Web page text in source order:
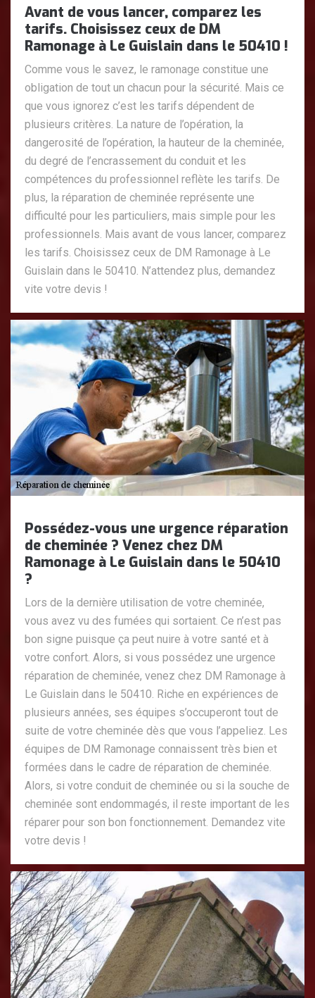
Avant de vous lancer, comparez les
tarifs. Choisissez ceux de DM
Ramonage à Le Guislain dans le 50410 !
Comme vous le savez, le ramonage constitue une
obligation de tout un chacun pour la sécurité. Mais ce
que vous ignorez c’est les tarifs dépendent de
plusieurs critères. La nature de l’opération, la
dangerosité de l’opération, la hauteur de la cheminée,
du degré de l’encrassement du conduit et les
compétences du professionnel reflète les tarifs. De
plus, la réparation de cheminée représente une
difficulté pour les particuliers, mais simple pour les
professionnels. Mais avant de vous lancer, comparez
les tarifs. Choisissez ceux de DM Ramonage à Le
Guislain dans le 50410. N’attendez plus, demandez
vite votre devis !
Possédez-vous une urgence réparation
de cheminée ? Venez chez DM
Ramonage à Le Guislain dans le 50410
?
Lors de la dernière utilisation de votre cheminée,
vous avez vu des fumées qui sortaient. Ce n’est pas
bon signe puisque ça peut nuire à votre santé et à
votre confort. Alors, si vous possédez une urgence
réparation de cheminée, venez chez DM Ramonage à
Le Guislain dans le 50410. Riche en expériences de
plusieurs années, ses équipes s’occuperont tout de
suite de votre cheminée dès que vous l’appeliez. Les
équipes de DM Ramonage connaissent très bien et
formées dans le cadre de réparation de cheminée.
Alors, si votre conduit de cheminée ou si la souche de
cheminée sont endommagés, il reste important de les
réparer pour son bon fonctionnement. Demandez vite
votre devis !